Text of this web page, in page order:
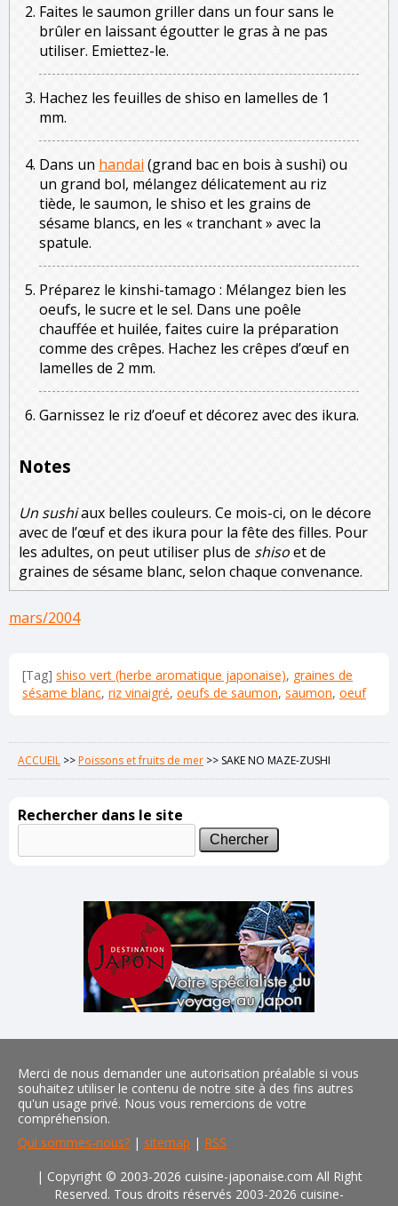
Faites le saumon griller dans un four sans le
brûler en laissant égoutter le gras à ne pas
utiliser. Emiettez-le.
Hachez les feuilles de shiso en lamelles de 1
mm.
Dans un handai(grand bac en bois à sushi) ou
un grand bol, mélangez délicatement au riz
tiède, le saumon, le shiso et les grains de
sésame blancs, en les « tranchant » avec la
spatule.
Préparez le kinshi-tamago : Mélangez bien les
oeufs, le sucre et le sel. Dans une poêle
chauffée et huilée, faites cuire la préparation
comme des crêpes. Hachez les crêpes d’œuf en
lamelles de 2 mm.
Garnissez le riz d’oeuf et décorez avec des ikura.
Notes
Un sushiaux belles couleurs. Ce mois-ci, on le décore
avec de l’œuf et des ikura pour la fête des filles. Pour
les adultes, on peut utiliser plus de shisoet de
graines de sésame blanc, selon chaque convenance.
mars/2004
[Tag] shiso vert (herbe aromatique japonaise), graines de
sésame blanc, riz vinaigré, oeufs de saumon, saumon, oeuf
ACCUEIL >>Poissons et fruits de mer >> SAKE NO MAZE-ZUSHI
Rechercher dans le site
Merci de nous demander une autorisation préalable si vous
souhaitez utiliser le contenu de notre site à des fins autres
qu'un usage privé. Nous vous remercions de votre
compréhension.
Qui sommes-nous? | sitemap | RSS
| Copyright © 2003-2026 cuisine-japonaise.com All Right
Reserved. Tous droits réservés 2003-2026 cuisine-